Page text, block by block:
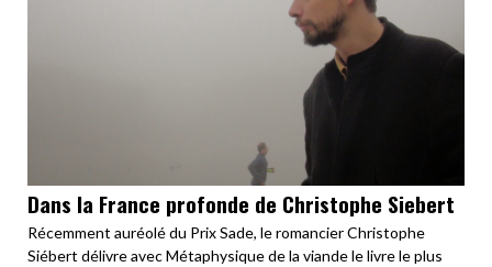
Dans la France profonde de Christophe Siebert
Récemment auréolé du Prix Sade, le romancier Christophe
Siébert délivre avec Métaphysique de la viande le livre le plus